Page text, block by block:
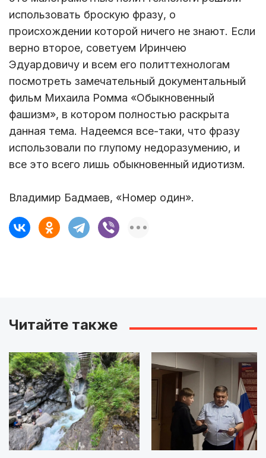
использовать броскую фразу, о
происхождении которой ничего не знают. Если
верно второе, советуем Иринчею
Эдуардовичу и всем его политтехнологам
посмотреть замечательный документальный
фильм Михаила Ромма «Обыкновенный
фашизм», в котором полностью раскрыта
данная тема. Надеемся все-таки, что фразу
использовали по глупому недоразумению, и
все это всего лишь обыкновенный идиотизм.
Владимир Бадмаев, «Номер один».
Читайте также